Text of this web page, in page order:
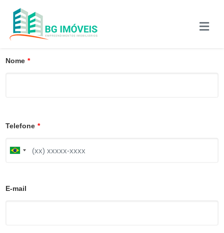
Nome *
Telefone *
B
i
E-mail